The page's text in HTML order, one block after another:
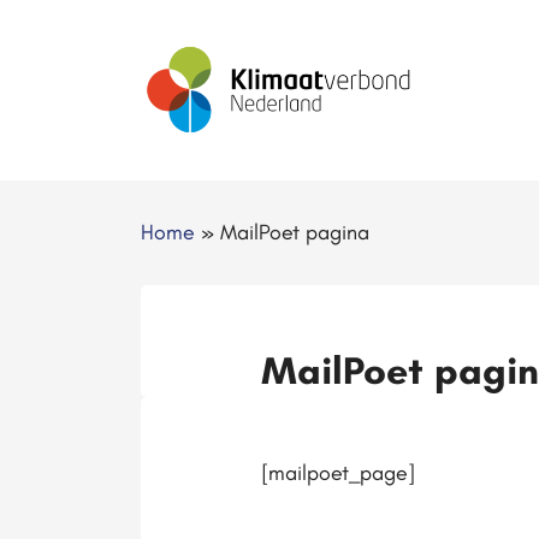
Home » MailPoet pagina
MailPoet
[mailpoet_page]